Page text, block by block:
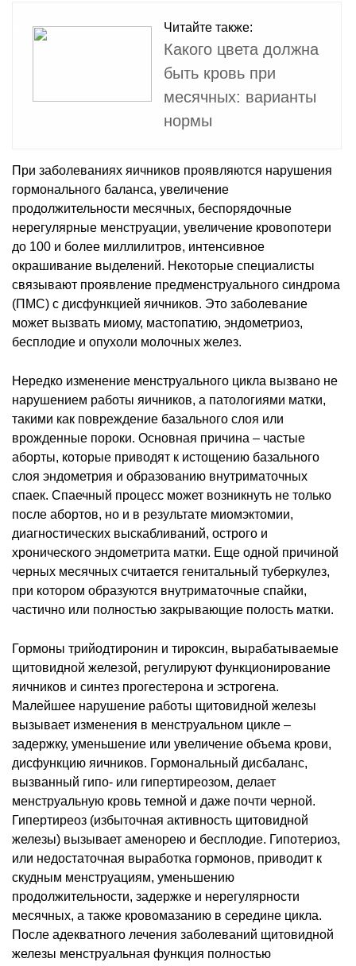
Читайте также:
Какого цвета должна
быть кровь при
месячных: варианты
нормы
При заболеваниях яичников проявляются нарушения
гормонального баланса, увеличение
продолжительности месячных, беспорядочные
нерегулярные менструации, увеличение кровопотери
до 100 и более миллилитров, интенсивное
окрашивание выделений. Некоторые специалисты
связывают проявление предменструального синдрома
(ПМС) с дисфункцией яичников. Это заболевание
может вызвать миому, мастопатию, эндометриоз,
бесплодие и опухоли молочных желез.
Нередко изменение менструального цикла вызвано не
нарушением работы яичников, а патологиями матки,
такими как повреждение базального слоя или
врожденные пороки. Основная причина – частые
аборты, которые приводят к истощению базального
слоя эндометрия и образованию внутриматочных
спаек. Спаечный процесс может возникнуть не только
после абортов, но и в результате миомэктомии,
диагностических выскабливаний, острого и
хронического эндометрита матки. Еще одной причиной
черных месячных считается генитальный туберкулез,
при котором образуются внутриматочные спайки,
частично или полностью закрывающие полость матки.
Гормоны трийодтиронин и тироксин, вырабатываемые
щитовидной железой, регулируют функционирование
яичников и синтез прогестерона и эстрогена.
Малейшее нарушение работы щитовидной железы
вызывает изменения в менструальном цикле –
задержку, уменьшение или увеличение объема крови,
дисфункцию яичников. Гормональный дисбаланс,
вызванный гипо- или гипертиреозом, делает
менструальную кровь темной и даже почти черной.
Гипертиреоз (избыточная активность щитовидной
железы) вызывает аменорею и бесплодие. Гипотериоз,
или недостаточная выработка гормонов, приводит к
скудным менструациям, уменьшению
продолжительности, задержке и нерегулярности
месячных, а также кровомазанию в середине цикла.
После адекватного лечения заболеваний щитовидной
железы менструальная функция полностью